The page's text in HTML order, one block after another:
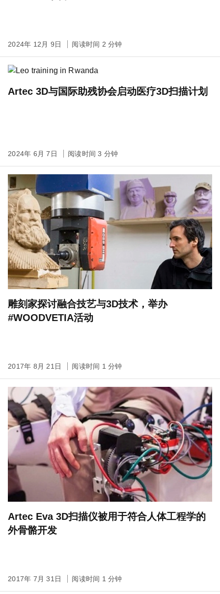
2024年 12月 9日 阅读时间 2 分钟
Artec 3D与国际助残协会启动医疗3D扫描计划
2024年 6月 7日 阅读时间 3 分钟
雕刻家探讨融合技艺与3D技术，举办
#WOODVETIA活动
2017年 8月 21日 阅读时间 1 分钟
Artec Eva 3D扫描仪被用于符合人体工程学的
外骨骼开发
2017年 7月 31日 阅读时间 1 分钟